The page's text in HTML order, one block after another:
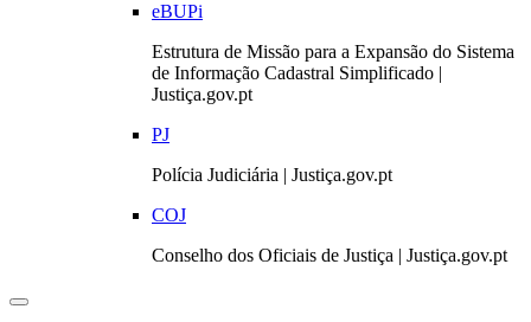
eBUPi
Estrutura de Missão para a Expansão do Sistema
de Informação Cadastral Simplificado |
Justiça.gov.pt
PJ
Polícia Judiciária | Justiça.gov.pt
COJ
Conselho dos Oficiais de Justiça | Justiça.gov.pt
Toggle